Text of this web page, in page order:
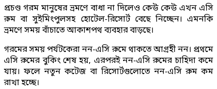
প্রচণ্ড গরম মানুষের ভ্রমণে বাধা না দিলেও কেউ কেউ এখন এসি
রুম বা সুইমিংপুলসহ হোটেল-রিসোর্ট বেছে নিচ্ছেন। এমনকি
ভ্রমণে সময় বাঁচাতে আকাশপথ ব্যবহার বাড়ছে।
গরমের সময় পর্যটকেরা নন-এসি রুমে থাকতে আগ্রহী নন। প্রথমে
এসি রুমের বুকিং শেষ হয়, এরপরই নন-এসি রুমের চাহিদা কমে
যায়। ফলে নতুন কটেজ বা রিসোর্টগুলোতে নন-এসি রুম কম
রাখা হচ্ছে।